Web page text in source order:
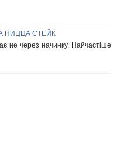
ПИЦЦА СТЕЙК
не через начинку. Найчастіше